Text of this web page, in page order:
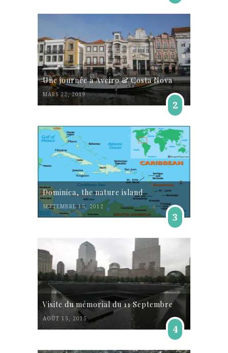
Une journée à Aveiro & Costa Nova
MARS 22, 2019
2
Dominica, the nature island
SEPTEMBRE 15, 2012
3
Visite du mémorial du 11 Septembre
AOÛT 15, 2015
4